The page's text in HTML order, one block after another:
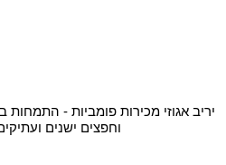
יריב אגוזי מכירות פומביות -
וחפצים ישנים